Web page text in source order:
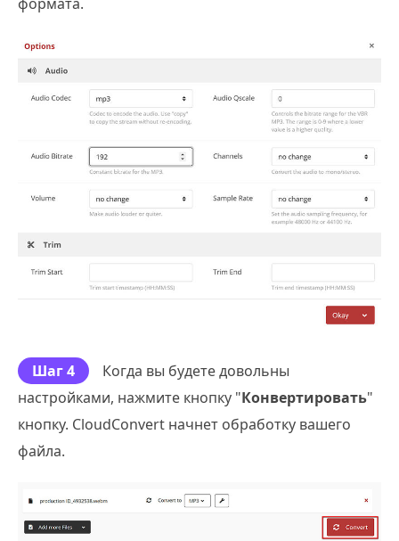
Шаг 4
Когда вы будете довольны
настройками, нажмите кнопку "Конвертировать"
кнопку. CloudConvert начнет обработку вашего
файла.